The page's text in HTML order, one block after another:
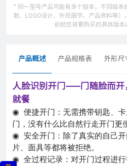
* 同一型号产品可能有多个版本，不同版本
数、LOGO设计、外观细节、产品资料等
前就您将要购买的具体版本
产品概述 产品规格表 外形尺
人脸识别开门——门随脸而开
就餐
◉
便捷开门：无需携带钥匙、
门，没有什么比自然行走开门更
◉
安全开门：除了真实的自己
片、面具等都将被拒绝。
◉ 全过程记录：对开门过程进